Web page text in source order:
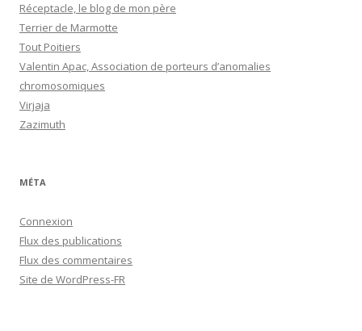
Réceptacle, le blog de mon père
Terrier de Marmotte
Tout Poitiers
Valentin Apac, Association de porteurs d’anomalies
chromosomiques
Virjaja
Zazimuth
MÉTA
Connexion
Flux des publications
Flux des commentaires
Site de WordPress-FR